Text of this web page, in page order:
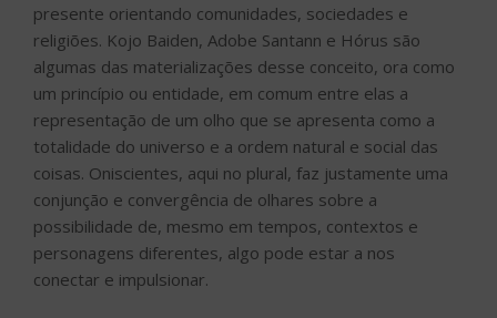
presente orientando comunidades, sociedades e
religiões. Kojo Baiden, Adobe Santann e Hórus são
algumas das materializações desse conceito, ora como
um princípio ou entidade, em comum entre elas a
representação de um olho que se apresenta como a
totalidade do universo e a ordem natural e social das
coisas. Oniscientes, aqui no plural, faz justamente uma
conjunção e convergência de olhares sobre a
possibilidade de, mesmo em tempos, contextos e
personagens diferentes, algo pode estar a nos
conectar e impulsionar.